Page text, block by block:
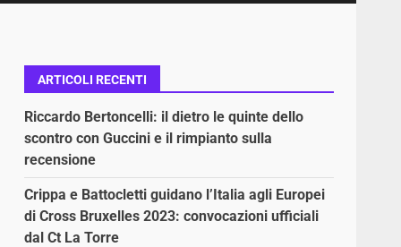
ARTICOLI RECENTI
Riccardo Bertoncelli: il dietro le quinte dello
scontro con Guccini e il rimpianto sulla
recensione
Crippa e Battocletti guidano l’Italia agli Europei
di Cross Bruxelles 2023: convocazioni ufficiali
dal Ct La Torre